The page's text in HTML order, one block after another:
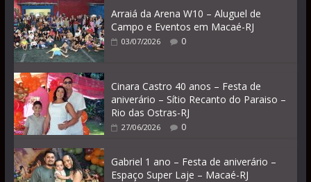
Arraiá da Arena W10 – Aluguel de
Campo e Eventos em Macaé-RJ
03/07/2026 0
Cinara Castro 40 anos – Festa de
aniverário – Sítio Recanto do Paraiso –
Rio das Ostras-RJ
27/06/2026 0
Gabriel 1 ano – Festa de aniverário –
Espaço Super Laje – Macaé-RJ